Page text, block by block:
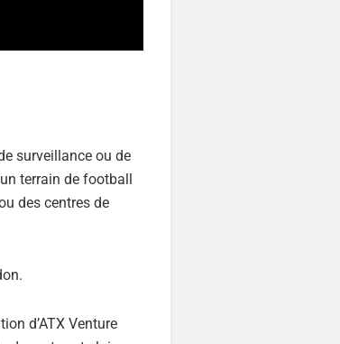
surveillance ou de
terrain de football
des centres de
d’ATX Venture